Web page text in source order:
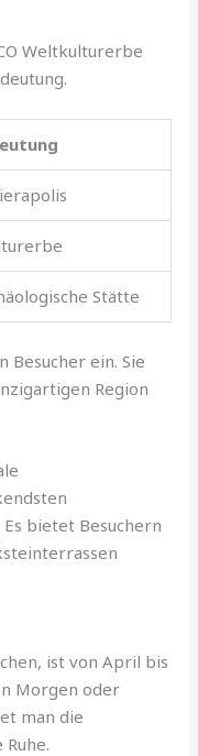
Weltkulturerbe
Stätte
Besucher ein. Sie
Region
bietet Besuchern
ist von April bis
Morgen oder
man die